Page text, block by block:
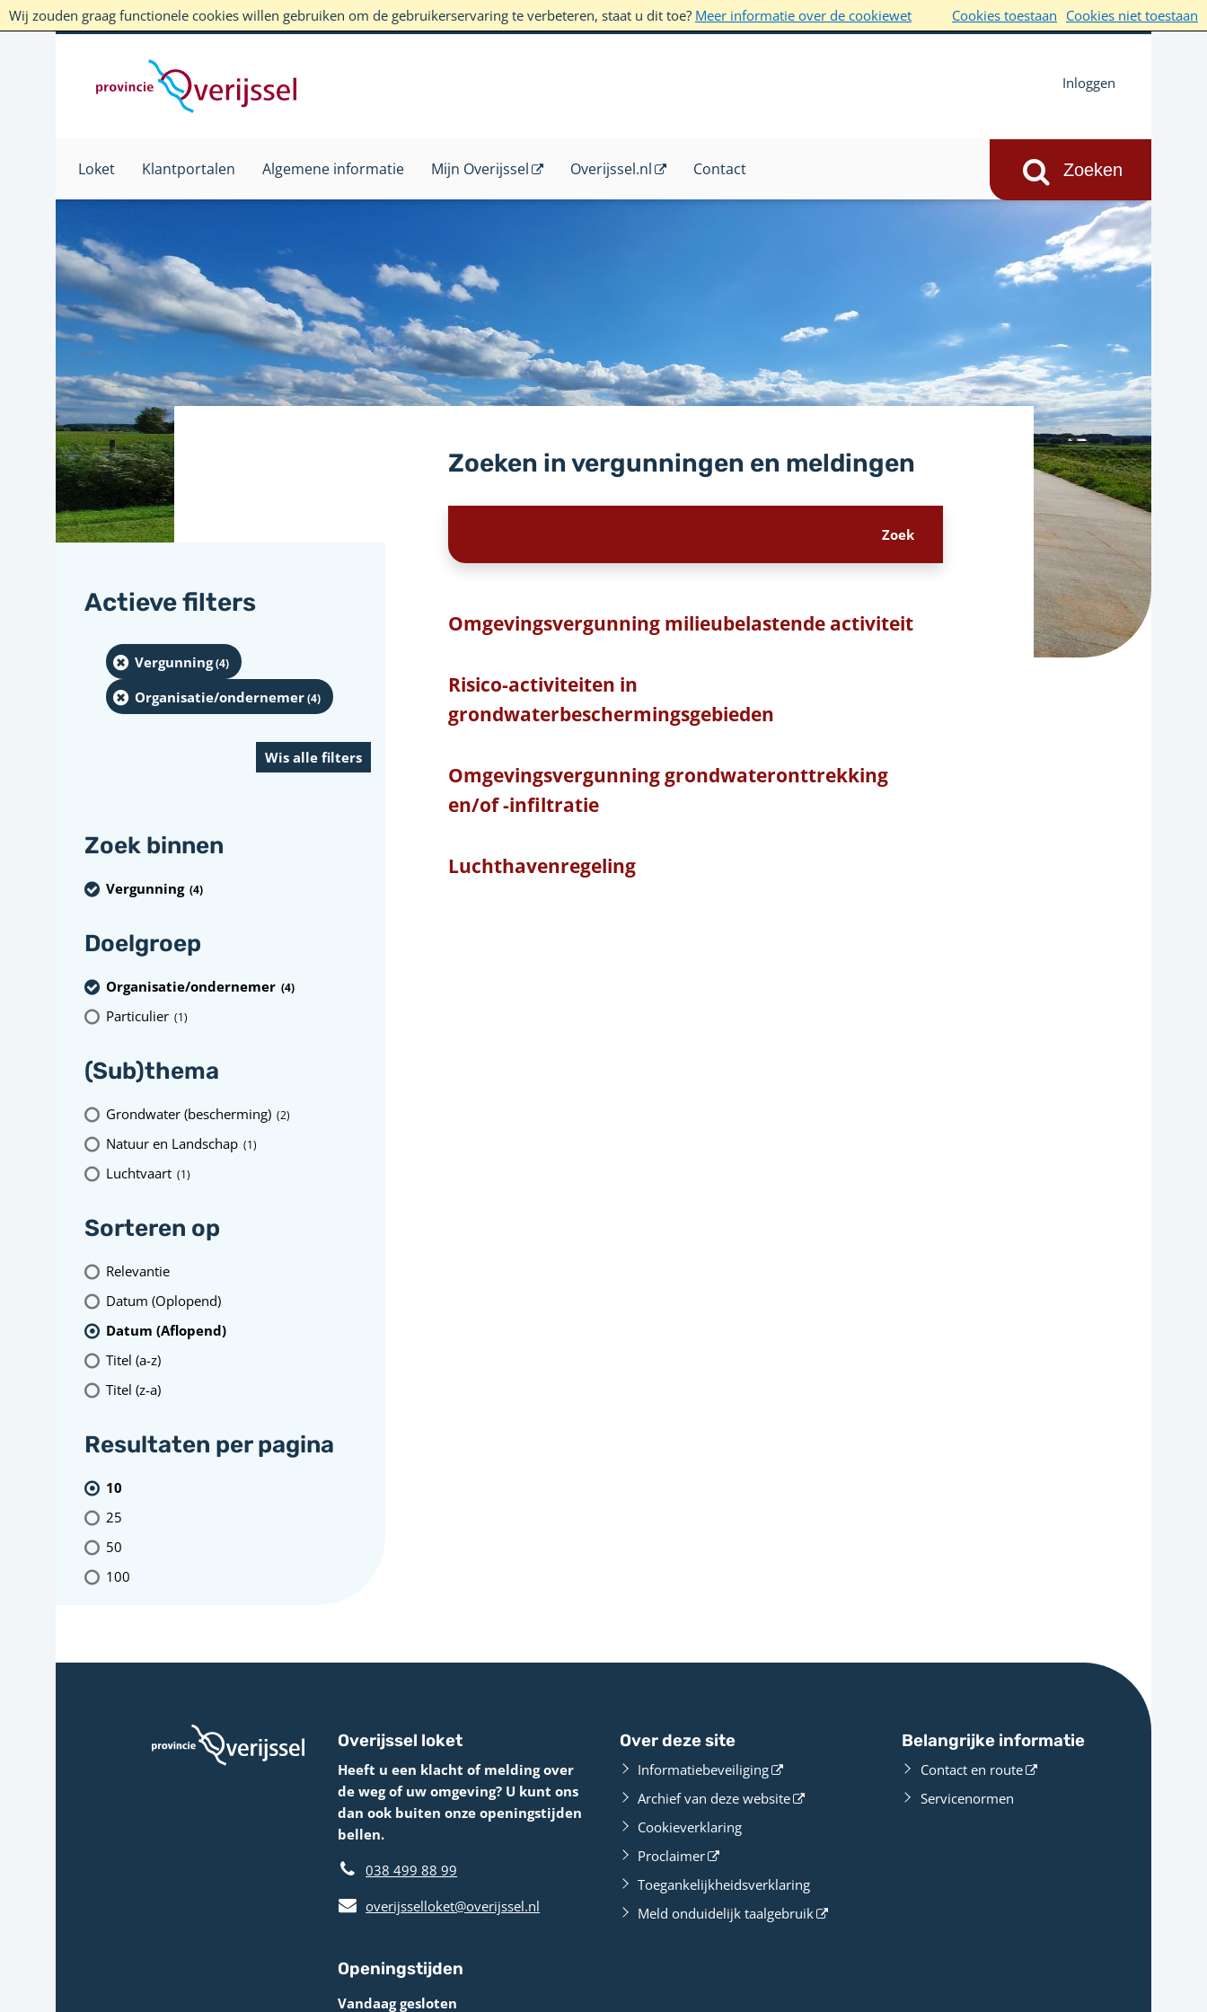
Wij zouden graag functionele cookies willen gebruiken om de gebruikerservaring te verbeteren, staat u dit toe? Meer informatie over de cookiewet Cookies toestaan Cookies niet toestaan
Inloggen
Loket Klantportalen Algemene informatie Mijn Overijssel Overijssel.nl Contact
Zoeken in vergunningen en meldingen
Omgevingsvergunning milieubelastende activiteit
Risico-activiteiten in
grondwaterbeschermingsgebieden
Omgevingsvergunning grondwateronttrekking
en/of -infiltratie
Luchthavenregeling
Actieve filters
Vergunning(4)
Organisatie/ondernemer(4)
Zoek binnen
Vergunning (4)
Doelgroep
Organisatie/ondernemer (4)
Particulier (1)
(Sub)thema
Grondwater (bescherming) (2)
Natuur en Landschap (1)
Luchtvaart (1)
Sorteren op
Relevantie
Datum (Oplopend)
Datum (Aflopend)
Titel (a-z)
Titel (z-a)
Resultaten per pagina
10
25
50
100
Overijssel loket
Heeft u een klacht of melding over
de weg of uw omgeving? U kunt ons
dan ook buiten onze openingstijden
bellen.
038 499 88 99
overijsselloket@overijssel.nl
Openingstijden
Vandaag gesloten
Over deze site
Informatiebeveiliging
Archief van deze website
Cookieverklaring
Proclaimer
Toegankelijkheidsverklaring
Meld onduidelijk taalgebruik
Belangrijke informatie
Contact en route
Servicenormen